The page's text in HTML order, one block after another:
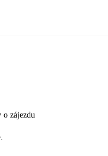
o zájezdu